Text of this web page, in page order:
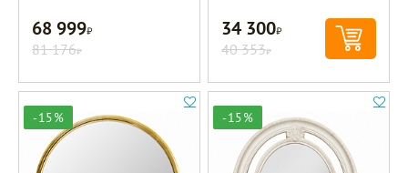
68 999Р
81 176Р
34 300Р
40 353Р
-15% -15%